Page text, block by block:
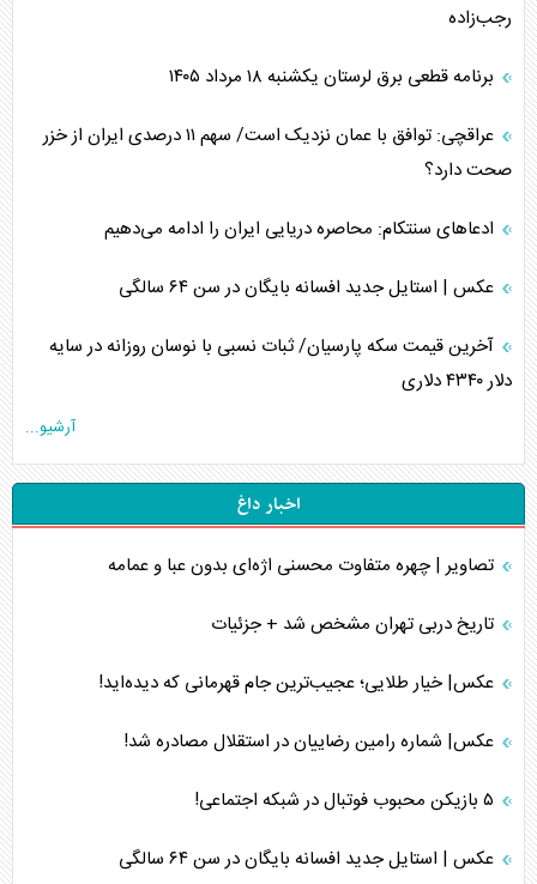
رجب‌زاده
برنامه قطعی برق لرستان یکشنبه ۱۸ مرداد ۱۴۰۵
عراقچی: توافق با عمان نزدیک است/ سهم ۱۱ درصدی ایران از خزر
صحت دارد؟
ادعا‌های سنتکام: محاصره دریایی ایران را ادامه می‌دهیم
عکس | استایل جدید افسانه بایگان در سن ۶۴ سالگی
آخرین قیمت سکه پارسیان/ ثبات نسبی با نوسان روزانه در سایه
دلار ۴۳۴۰ دلاری
آرشیو...
اخبار داغ
تصاویر | چهره متفاوت محسنی اژه‌ای بدون عبا و عمامه
تاریخ دربی تهران مشخص شد + جزئیات
عکس| خیار طلایی؛ عجیب‌ترین جام قهرمانی که دیده‌اید!
عکس| شماره رامین رضاییان در استقلال مصادره شد!
عکس | استایل جدید افسانه بایگان در سن ۶۴ سالگی